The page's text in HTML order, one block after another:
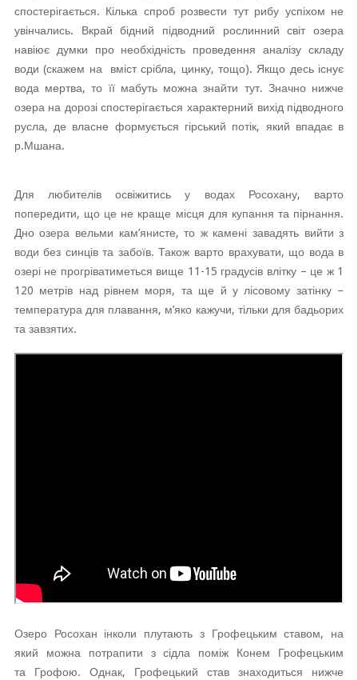
спостерігається. Кілька спроб розвести тут рибу успіхом не
увінчались. Вкрай бідний підводний рослинний світ озера
навіює думки про необхідність проведення аналізу складу
води (скажем на вміст срібла, цинку, тощо). Якщо десь існує
вода мертва, то її мабуть можна знайти тут. Значно нижче
озера на дорозі спостерігається характерний вихід підводного
русла, де власне формується гірський потік, який впадає в
р.Мшана.
Для любителів освіжитись у водах Росохану, варто
попередити, що це не краще місця для купання та пірнання.
Дно озера вельми кам’янисте, то ж камені завадять вийти з
води без синців та забоїв. Також варто врахувати, що вода в
озері не прогріватиметься вище 11-15 градусів влітку – це ж 1
120 метрів над рівнем моря, та ще й у лісовому затінку –
температура для плавання, м’яко кажучи, тільки для бадьорих
та завзятих.
Озеро Росохан інколи плутають з Грофецьким ставом, на
який можна потрапити з сідла поміж Конем Грофецьким
та Грофою. Однак, Грофецький став знаходиться нижче